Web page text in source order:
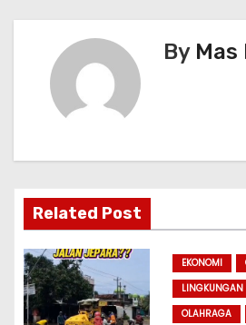
g
a
t
i
o
By Mas
Related Post
EKONOMI
LINGKUNGAN
OLAHRAGA